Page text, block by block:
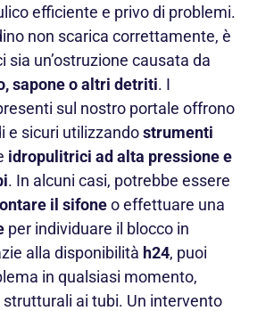
efficiente e privo di problemi.
non scarica correttamente, è
sia un’ostruzione causata da
sapone o altri detriti. I
sul nostro portale offrono
e sicuri utilizzandostrumenti
idropulitrici ad alta pressione e
. In alcuni casi, potrebbe essere
il sifoneo effettuare una
per individuare il blocco in
alla disponibilità h24, puoi
in qualsiasi momento,
ai tubi. Un intervento